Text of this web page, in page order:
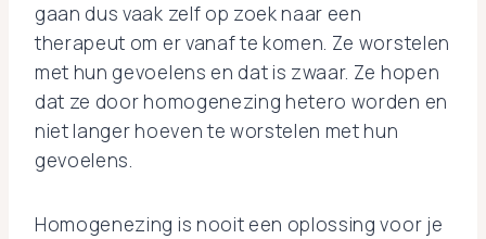
gaan dus vaak zelf op zoek naar een
therapeut om er vanaf te komen. Ze worstelen
met hun gevoelens en dat is zwaar. Ze hopen
dat ze door homogenezing hetero worden en
niet langer hoeven te worstelen met hun
gevoelens.
Homogenezing is nooit een oplossing voor je